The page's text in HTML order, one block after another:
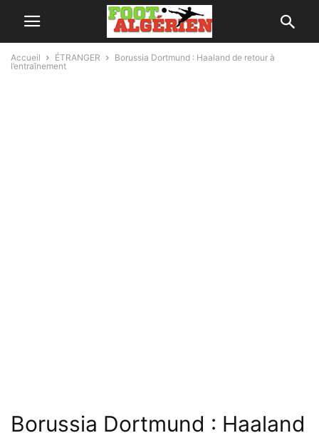
Accueil ÉTRANGER
Borussia Dortmund : Haaland de retour à
l’entraînement
Borussia Dortmund : Haaland